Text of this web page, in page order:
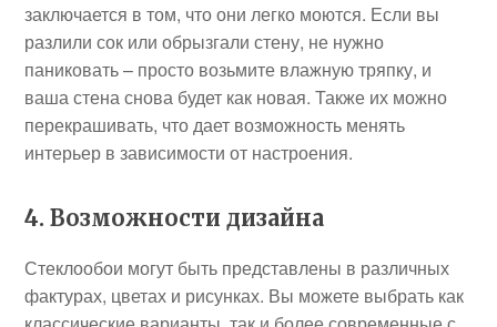
заключается в том, что они легко моются. Если вы
разлили сок или обрызгали стену, не нужно
паниковать – просто возьмите влажную тряпку, и
ваша стена снова будет как новая. Также их можно
перекрашивать, что дает возможность менять
интерьер в зависимости от настроения.
4. Возможности дизайна
Стеклообои могут быть представлены в различных
фактурах, цветах и рисунках. Вы можете выбрать как